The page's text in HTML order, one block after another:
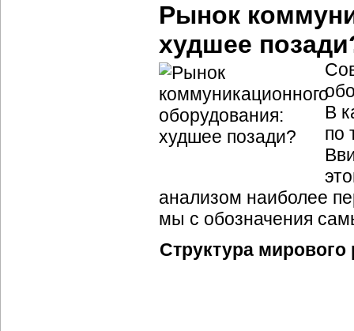
Рынок
худшее
В
по
анализом наиболее
мы с обозначения
Структура